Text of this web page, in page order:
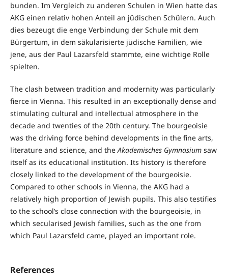
bunden. Im Vergleich zu anderen Schulen in Wien hatte das
AKG einen relativ ho­hen Anteil an jüdischen Schülern. Auch
dies bezeugt die enge Verbindung der Schule mit dem
Bürgertum, in dem säkularisierte jüdische Familien, wie
jene, aus der Paul Lazars­feld stammte, eine wichtige Rolle
spielten.
The clash between tradition and modernity was particularly
fierce in Vienna. This resulted in an exceptionally dense and
stimulating cultural and intellectual atmo­s­phe­re in the
decade and twenties of the 20th century. The bourgeoisie
was the driving force behind developments in the fine arts,
literature and science, and theAka­de­mi­sches Gymnasiumsaw
itself as its educational institution. Its history is therefore
closely linked to the development of the bourgeoisie.
Compared to other schools in Vienna, the AKG had a
relatively high proportion of Jewish pupils. This also testifies
to the school’s close connection with the bourgeoisie, in
which secularised Jewish families, such as the one from
which Paul Lazarsfeld came, played an important role.
References